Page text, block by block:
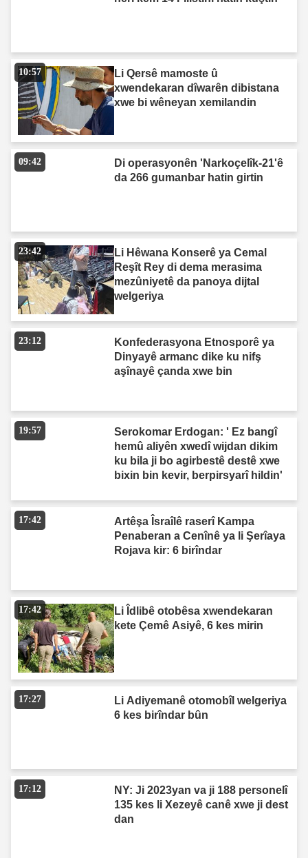
10:57
Li Qersê mamoste û
xwendekaran dîwarên dibistana
xwe bi wêneyan xemilandin
09:42
Di operasyonên 'Narkoçelîk-21'ê
da 266 gumanbar hatin girtin
23:42
Li Hêwana Konserê ya Cemal
Reşît Rey di dema merasima
mezûniyetê da panoya dijtal
welgeriya
23:12
Konfederasyona Etnosporê ya
Dinyayê armanc dike ku nifş
aşînayê çanda xwe bin
19:57
Serokomar Erdogan: ' Ez bangî
hemû aliyên xwedî wijdan dikim
ku bila ji bo agirbestê destê xwe
bixin bin kevir, berpirsyarî hildin'
17:42
Artêşa Îsraîlê raserî Kampa
Penaberan a Cenînê ya li Şerîaya
Rojava kir: 6 birîndar
17:42
Li Îdlibê otobêsa xwendekaran
kete Çemê Asiyê, 6 kes mirin
17:27
Li Adiyemanê otomobîl welgeriya
6 kes birîndar bûn
17:12
NY: Ji 2023yan va ji 188 personelî
135 kes li Xezeyê canê xwe ji dest
dan